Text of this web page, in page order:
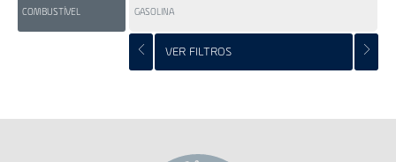
COMBUSTÍVEL GASOLINA
VER FILTROS